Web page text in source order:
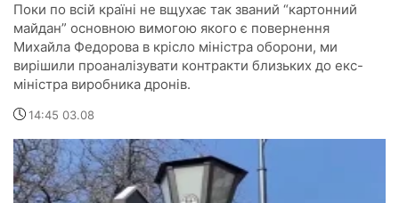
Поки по всій країні не вщухає так званий “картонний
майдан” основною вимогою якого є повернення
Михайла Федорова в крісло міністра оборони, ми
вирішили проаналізувати контракти близьких до екс-
міністра виробника дронів.
14:45 03.08